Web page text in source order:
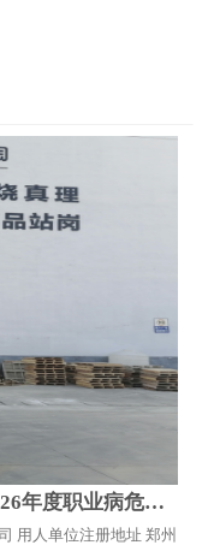
郑州市意达陶新材料有限公司2026年度职业病危害定期检测报告
用人单位注册地址 郑州